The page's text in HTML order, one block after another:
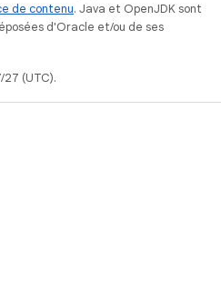
de contenu. Java et OpenJDK sont
d'Oracle et/ou de ses
(UTC).